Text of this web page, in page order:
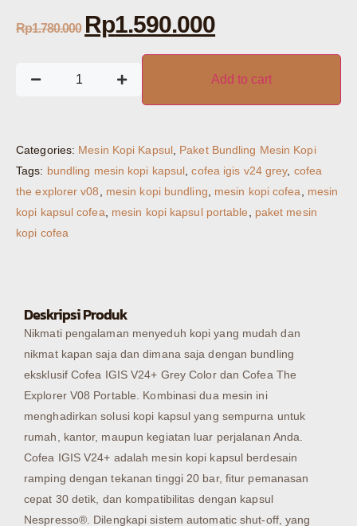
Rp1.780.000 Rp1.590.000
Add to cart
Categories: Mesin Kopi Kapsul, Paket Bundling Mesin Kopi
Tags: bundling mesin kopi kapsul ,cofea igis v24 grey, cofea
the explorer v08
mesin kopi bundling mesin kopi cofea
mesin
kopi kapsul cofea
mesin kopi kapsul portable
paket mesin
kopi cofea
Deskripsi Produk
Nikmati pengalaman menyeduh kopi yang mudah dan
nikmat kapan saja dan dimana saja dengan bundling
eksklusif Cofea IGIS V24+ Grey Color dan Cofea The
Explorer V08 Portable. Kombinasi dua mesin ini
menghadirkan solusi kopi kapsul yang sempurna untuk
rumah, kantor, maupun kegiatan luar perjalanan Anda.
Cofea IGIS V24+ adalah mesin kopi kapsul berdesain
ramping dengan tekanan tinggi 20 bar, fitur pemanasan
cepat 30 detik, dan kompatibilitas dengan kapsul
Nespresso®. Dilengkapi sistem automatic shut-off, yang